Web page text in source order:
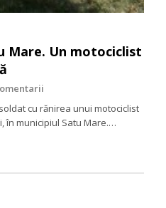
Mare. Un motociclist
cu rănirea unui motociclist
în municipiul Satu Mare.…